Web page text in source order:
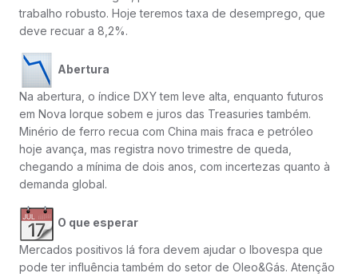
trabalho robusto. Hoje teremos taxa de desemprego, que
deve recuar a 8,2%.
Abertura
Na abertura, o índice DXY tem leve alta, enquanto futuros
em Nova Iorque sobem e juros das Treasuries também.
Minério de ferro recua com China mais fraca e petróleo
hoje avança, mas registra novo trimestre de queda,
chegando a mínima de dois anos, com incertezas quanto à
demanda global.
O que esperar
Mercados positivos lá fora devem ajudar o Ibovespa que
pode ter influência também do setor de Oleo&Gás. Atenção